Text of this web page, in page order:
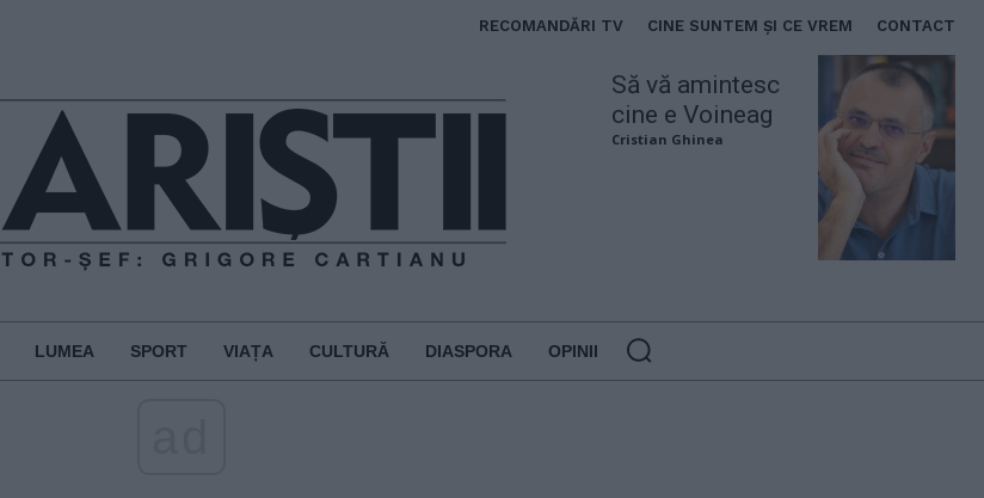
RECOMANDĂRI TV CINE SUNTEM ȘI CE VREM CONTACT
Să vă amintesc
cine e Voineag
Cristian Ghinea
LUMEA SPORT VIAȚA CULTURĂ DIASPORA OPINII